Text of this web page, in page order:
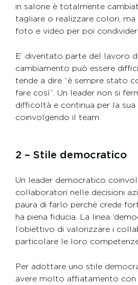
in salone è totalmente
tagliare o realizzare colori, ma
foto e video per poi
E’ diventato parte del lavoro
cambiamento può essere
tende a dire “è sempre stato
fare così”. Un leader non si
difficoltà e continua per la sua
coinvolgendo il team.
2 – Stile democratico
Un leader democratico
collaboratori nelle decisioni
paura di farlo perchè crede
ha piena fiducia. La linea
l’obiettivo di valorizzare i
particolare le loro
Per adottare uno stile
avere molto affiatamento con